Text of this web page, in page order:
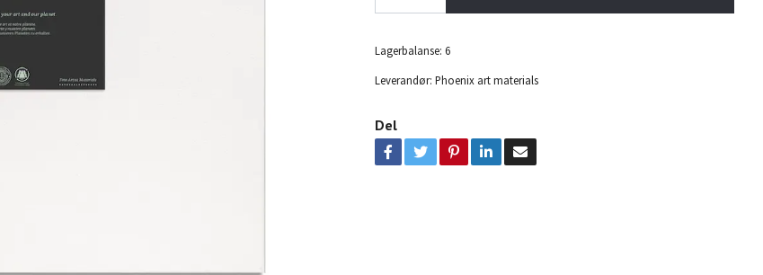
Lagerbalanse: 6
Leverandør: Phoenix art materials
Del